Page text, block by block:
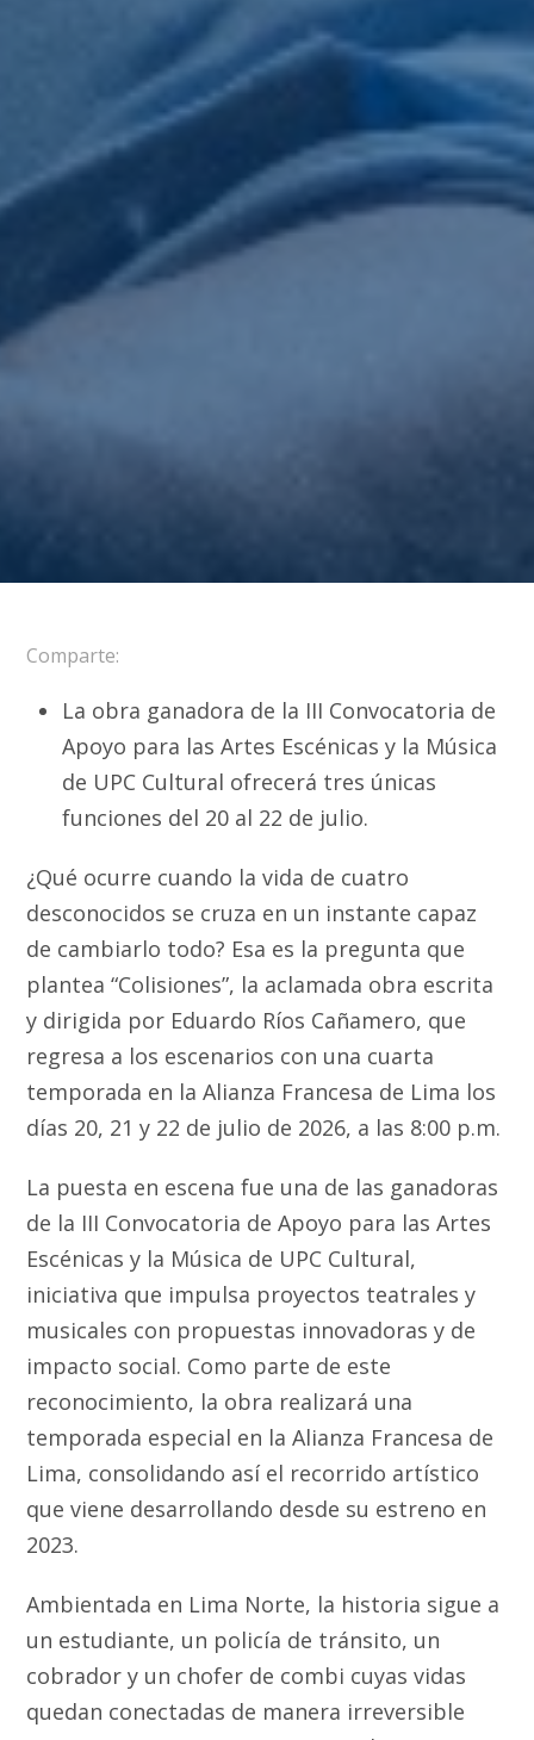
Comparte:
La obra ganadora de la III Convocatoria de
Apoyo para las Artes Escénicas y la Música
de UPC Cultural ofrecerá tres únicas
funciones del 20 al 22 de julio.
¿Qué ocurre cuando la vida de cuatro
desconocidos se cruza en un instante capaz
de cambiarlo todo? Esa es la pregunta que
plantea “Colisiones”, la aclamada obra escrita
y dirigida por Eduardo Ríos Cañamero, que
regresa a los escenarios con una cuarta
temporada en la Alianza Francesa de Lima los
días 20, 21 y 22 de julio de 2026, a las 8:00 p.m.
La puesta en escena fue una de las ganadoras
de la III Convocatoria de Apoyo para las Artes
Escénicas y la Música de UPC Cultural,
iniciativa que impulsa proyectos teatrales y
musicales con propuestas innovadoras y de
impacto social. Como parte de este
reconocimiento, la obra realizará una
temporada especial en la Alianza Francesa de
Lima, consolidando así el recorrido artístico
que viene desarrollando desde su estreno en
2023.
Ambientada en Lima Norte, la historia sigue a
un estudiante, un policía de tránsito, un
cobrador y un chofer de combi cuyas vidas
quedan conectadas de manera irreversible